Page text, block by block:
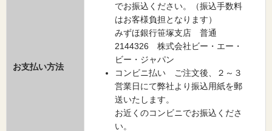
お支払い方法
でお振込ください。（振込手数料
はお客様負担となります）
みずほ銀行笹塚支店 普通
2144326 株式会社ビー・エー・
ビー・ジャパン
コンビニ払い ご注文後、２～３
営業日にて弊社より振込用紙を郵
送いたします。
お近くのコンビニでお振込くださ
い。